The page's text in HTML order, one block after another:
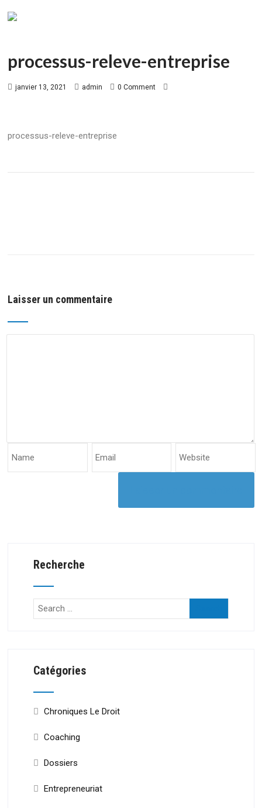
processus-releve-entreprise
janvier 13, 2021 admin 0 Comment
processus-releve-entreprise
Laisser un commentaire
Recherche
Catégories
Chroniques Le Droit
Coaching
Dossiers
Entrepreneuriat